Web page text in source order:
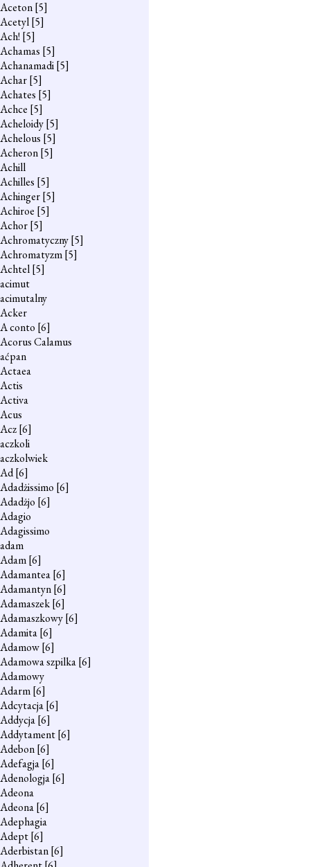
Aceton[5]
Acetyl[5]
Ach! [5]
Achamas [5]
Achanamadi[5]
Achar[5]
Achates [5]
Achce [5]
Acheloidy[5]
Achelous [5]
Acheron[5]
Achill
Achilles [5]
Achinger[5]
Achiroe [5]
Achor[5]
Achromatyczny[5]
Achromatyzm[5]
Achtel[5]
acimut
acimutalny
Acker
A conto [6]
Acorus Calamus
aćpan
Actaea
Actis
Activa
Acus
Acz[6]
aczkoli
aczkolwiek
Ad[6]
Adadżissimo [6]
Adadżjo [6]
Adagio
Adagissimo
adam
Adam[6]
Adamantea[6]
Adamantyn[6]
Adamaszek[6]
Adamaszkowy[6]
Adamita[6]
Adamow[6]
Adamowa szpilka[6]
Adamowy
Adarm[6]
Adcytacja[6]
Addycja[6]
Addytament[6]
Adebon[6]
Adefagja[6]
Adenologja[6]
Adeona
Adeona[6]
Adephagia
Adept[6]
Aderbistan[6]